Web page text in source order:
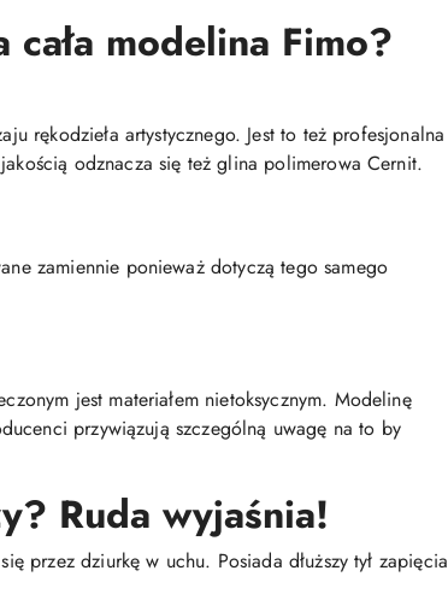
modelina Fimo?
rękodzieła artystycznego. Jest to też profesjonalna
odznacza się też glina polimerowa Cernit.
zamiennie ponieważ dotyczą tego samego
jest materiałem nietoksycznym. Modelinę
przywiązują szczególną uwagę na to by
Ruda wyjaśnia!
przez dziurkę w uchu. Posiada dłuższy tył zapięcia